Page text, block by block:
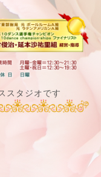
スタジオです